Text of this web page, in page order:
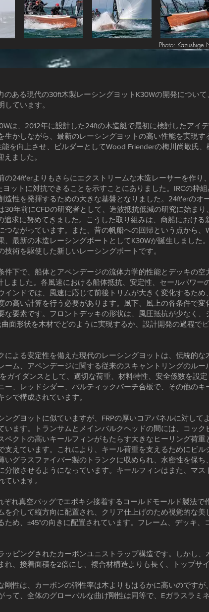
Photo: Kazushige
のある現代の30ft木製レーシングヨットK30Wの開発につい
ています。
は、2012年に設計した24ftの木造艇で最初に検討したアイ
かしながら、最新のレーシングヨットの高い性能を実現す
を向上させ、ビルダーとしてWood Frienderの梅川尚敬氏
ました。
の24ft'erよりもさらにエクストリームな木造レーサーを作り
ットに対抗できることを示すことにありました。IRCの枠
性を発揮するための大きな基盤となりました。24ft'erのオ
年前にCFDの研究者として、造波抵抗低減の研究に始ま
追求に努めてきました。こうした取り組みは、商船におけ
ながっています。また、昔の帆船への回帰という点から、
最新の木造レーシングボートとしてK30Wが誕生しました
術を駆使した新しいレーシングボートです。
下で、船体とアペンデージの流体力学的性能とデッキの空
ました。各風速における船体抵抗、安定性、セールパワー
ンドでは、風速に応じて前後トリムが大きく変化するため
の高い計算を行う必要があります。風下、風上の各条件で
な要素です。フロントデッキの形状は、風圧抵抗が少なく
面形状を木材でどのように実現するか、設計開発の過程で
よる安定性を備えた現代のレーシングヨットは、伝統的
ム、アペンデージに関する従来のスキャントリングのル
ガイダンスとして、適切な荷重、材料特性、安全係数を設
ー、レッドシダー、バルティックバーチ合板で、その他の
で構成されています。
グヨットに似ていますが、FRPの厚いコアパネルに対して
ます。トランサムとメインバルクヘッドの間には、コッ
クトの高いキールフィンがもたらす大きなヒーリング荷
支えています。これにより、キール荷重を支えるためにビ
グラスファイバー製のトランクに収められ、水密性を保
散させるようになっています。キールフィンはまた、マス
います。
ぞれ真空バッグでエポキシ接着するコールドモールド製法
を介して縦方向に配置され、クリア仕上げのため視覚的な
め、±45°の向きに配置されています。フレーム、デッキ、
ピングされたカーボンユニストラップ構造です。しかし、
、接着面積を2倍にし、複合材構造よりも長く、トップサ
剛性は、カーボンの弾性率は木よりもはるかに高いのです
て、全体のグローバルな曲げ剛性は同等で、Eガラスラミ